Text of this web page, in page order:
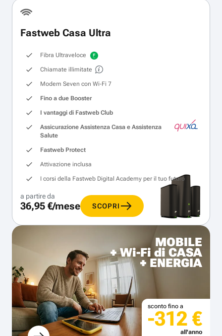
Fastweb Casa Ultra
Fibra Ultraveloce
Chiamate illimitate
Modem Seven con Wi‑Fi 7
Fino a due Booster
I vantaggi di Fastweb Club
Assicurazione Assistenza Casa e Assistenza
Salute
Fastweb Protect
Attivazione inclusa
I corsi della Fastweb Digital Academy per il tuo futuro
a partire da
36,95 €/mese SCOPRI
MOBILE
+ Wi-Fi di CASA
+ ENERGIA
sconto fino a
-312 €
all'anno